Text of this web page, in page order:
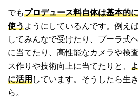
でもプロデュース料自体は基本的
使うようにしているんです。例え
してみんなで受けたり、プーラ式
に当てたり、高性能なカメラや検
ス作りや技術向上に当てたりと、
に活用しています。そうしたら生
ら。